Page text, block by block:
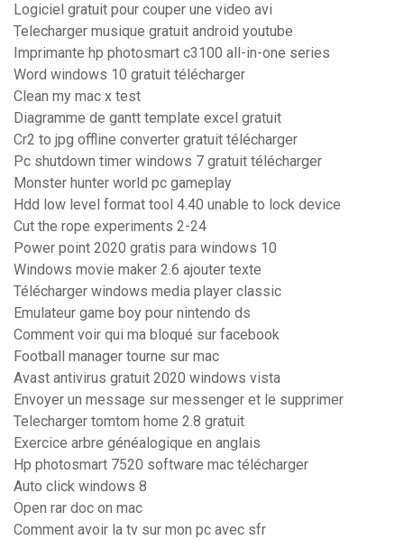
Logiciel gratuit pour couper une video avi
Telecharger musique gratuit android youtube
Imprimante hp photosmart c3100 all-in-one series
Word windows 10 gratuit télécharger
Clean my mac x test
Diagramme de gantt template excel gratuit
Cr2 to jpg offline converter gratuit télécharger
Pc shutdown timer windows 7 gratuit télécharger
Monster hunter world pc gameplay
Hdd low level format tool 4.40 unable to lock device
Cut the rope experiments 2-24
Power point 2020 gratis para windows 10
Windows movie maker 2.6 ajouter texte
Télécharger windows media player classic
Emulateur game boy pour nintendo ds
Comment voir qui ma bloqué sur facebook
Football manager tourne sur mac
Avast antivirus gratuit 2020 windows vista
Envoyer un message sur messenger et le supprimer
Telecharger tomtom home 2.8 gratuit
Exercice arbre généalogique en anglais
Hp photosmart 7520 software mac télécharger
Auto click windows 8
Open rar doc on mac
Comment avoir la tv sur mon pc avec sfr